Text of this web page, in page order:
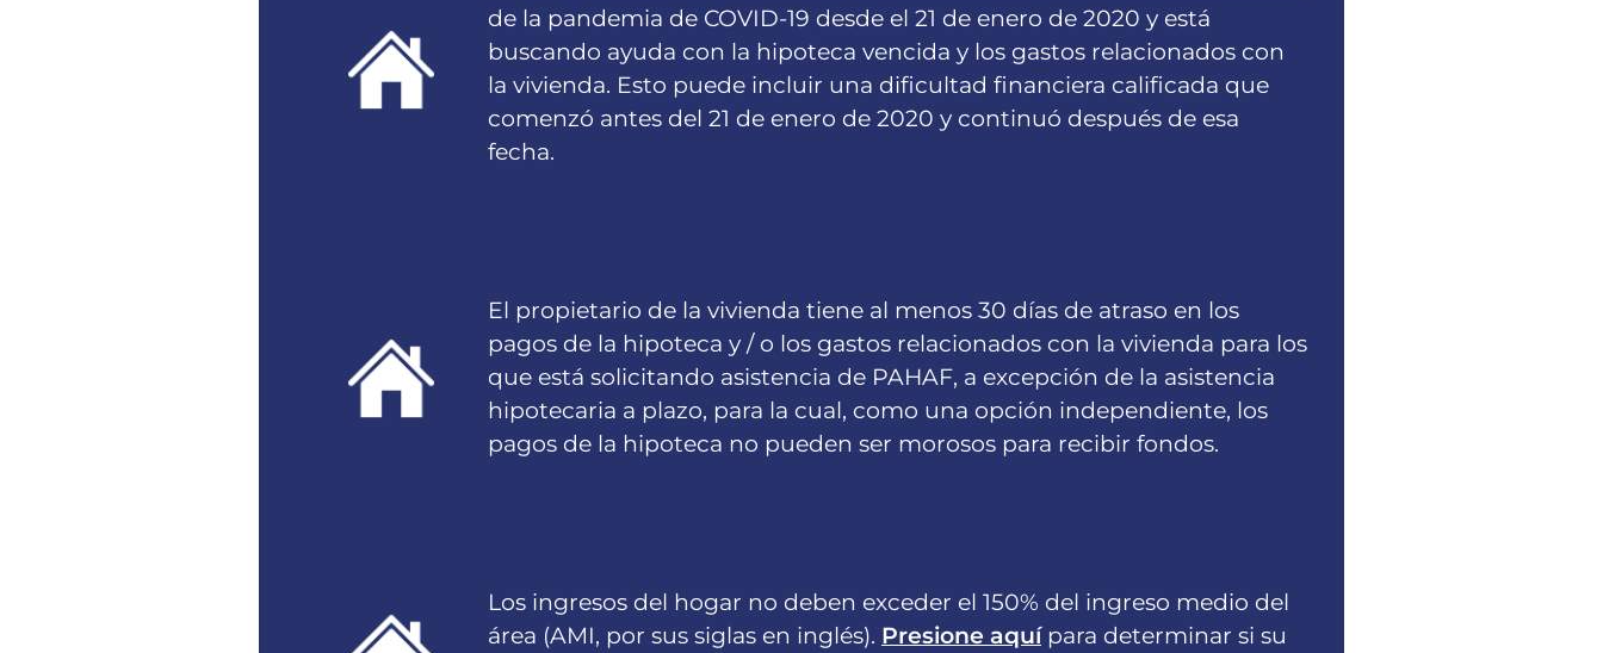
de la pandemia de COVID-19 desde el 21 de enero de 2020 y está
buscando ayuda con la hipoteca vencida y los gastos relacionados con
la vivienda. Esto puede incluir una dificultad financiera calificada que
comenzó antes del 21 de enero de 2020 y continuó después de esa
fecha.
El propietario de la vivienda tiene al menos 30 días de atraso en los
pagos de la hipoteca y / o los gastos relacionados con la vivienda para los
que está solicitando asistencia de PAHAF, a excepción de la asistencia
hipotecaria a plazo, para la cual, como una opción independiente, los
pagos de la hipoteca no pueden ser morosos para recibir fondos.
Los ingresos del hogar no deben exceder el 150% del ingreso medio del
área (AMI, por sus siglas en inglés). Presione aquípara determinar si su